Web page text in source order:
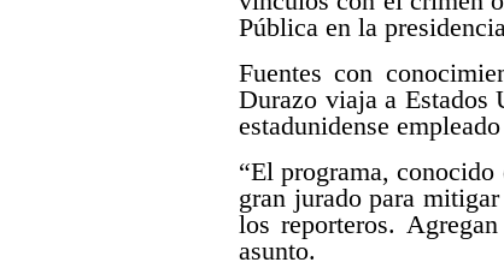
Pública en la
Fuentes con
Durazo viaja a Estados
estadunidense
“El programa,
gran jurado para
los reporteros.
asunto.